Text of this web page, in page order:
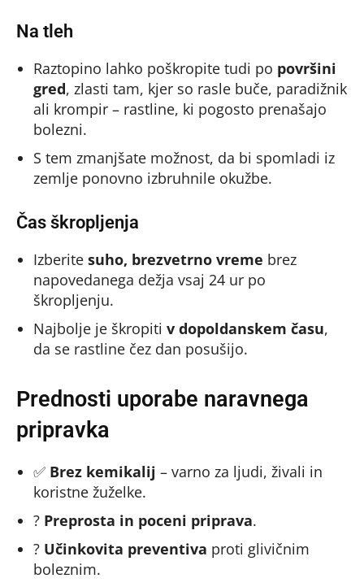
Na tleh
Raztopino lahko poškropite tudi po površini
gred, zlasti tam, kjer so rasle buče, paradižnik
ali krompir – rastline, ki pogosto prenašajo
bolezni.
S tem zmanjšate možnost, da bi spomladi iz
zemlje ponovno izbruhnile okužbe.
Čas škropljenja
Izberite suho, brezvetrno vreme brez
napovedanega dežja vsaj 24 ur po
škropljenju.
Najbolje je škropiti v dopoldanskem času,
da se rastline čez dan posušijo.
Prednosti uporabe naravnega
pripravka
✅ Brez kemikalij – varno za ljudi, živali in
koristne žuželke.
? Preprosta in poceni priprava.
? Učinkovita preventiva proti glivičnim
boleznim.